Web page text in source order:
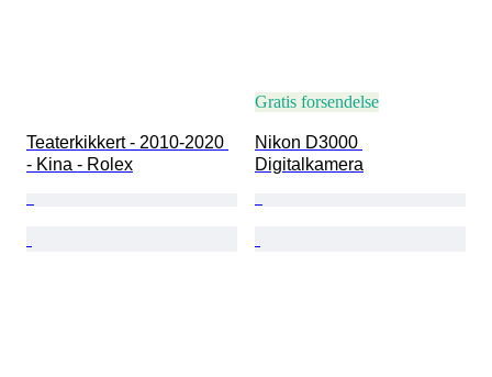
Teaterkikkert - 2010-2020
- Kina - Rolex
Gratis forsendelse
Nikon D3000
Digitalkamera